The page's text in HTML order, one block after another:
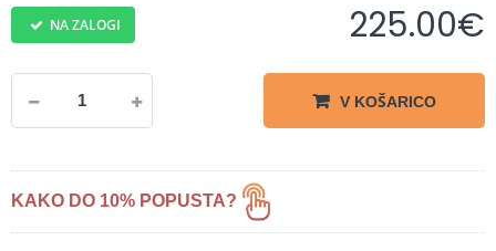
NA ZALOGI 225.00€
V KOŠARICO
KAKO DO 10% POPUSTA?